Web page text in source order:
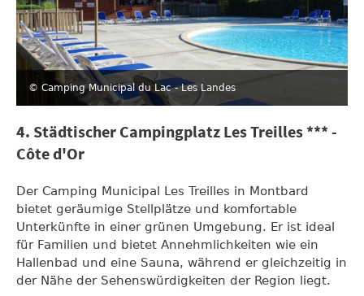
© Camping Municipal du Lac - Les Landes
4. Städtischer Campingplatz Les Treilles *** -
Côte d'Or
Der Camping Municipal Les Treilles in Montbard
bietet geräumige Stellplätze und komfortable
Unterkünfte in einer grünen Umgebung. Er ist ideal
für Familien und bietet Annehmlichkeiten wie ein
Hallenbad und eine Sauna, während er gleichzeitig in
der Nähe der Sehenswürdigkeiten der Region liegt.